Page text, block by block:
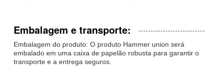
Embalagem e transporte:
Embalagem do produto: O produto Hammer union será
embalado em uma caixa de papelão robusta para garantir o
transporte e a entrega seguros.